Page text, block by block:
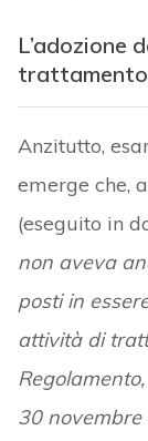
L’adozione
trattamento
Anzitutto,
emerge che,
(eseguito in
non aveva
posti in
attività di
30 novembre